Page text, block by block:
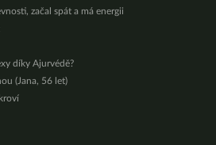
začal spát a má energii
díky Ajurvédě?
(Jana, 56 let)